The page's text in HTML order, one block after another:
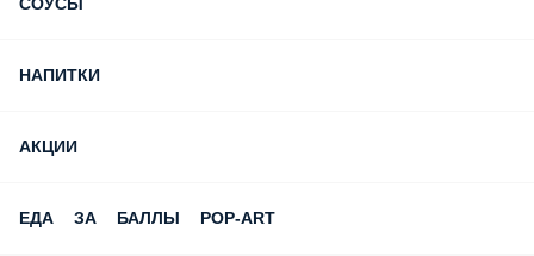
НАПИТКИ
АКЦИИ
ЕДА ЗА БАЛЛЫ POP-ART